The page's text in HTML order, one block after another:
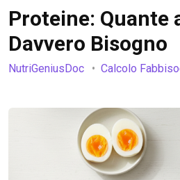
Proteine: Quante
Davvero Bisogno
NutriGeniusDoc Calcolo